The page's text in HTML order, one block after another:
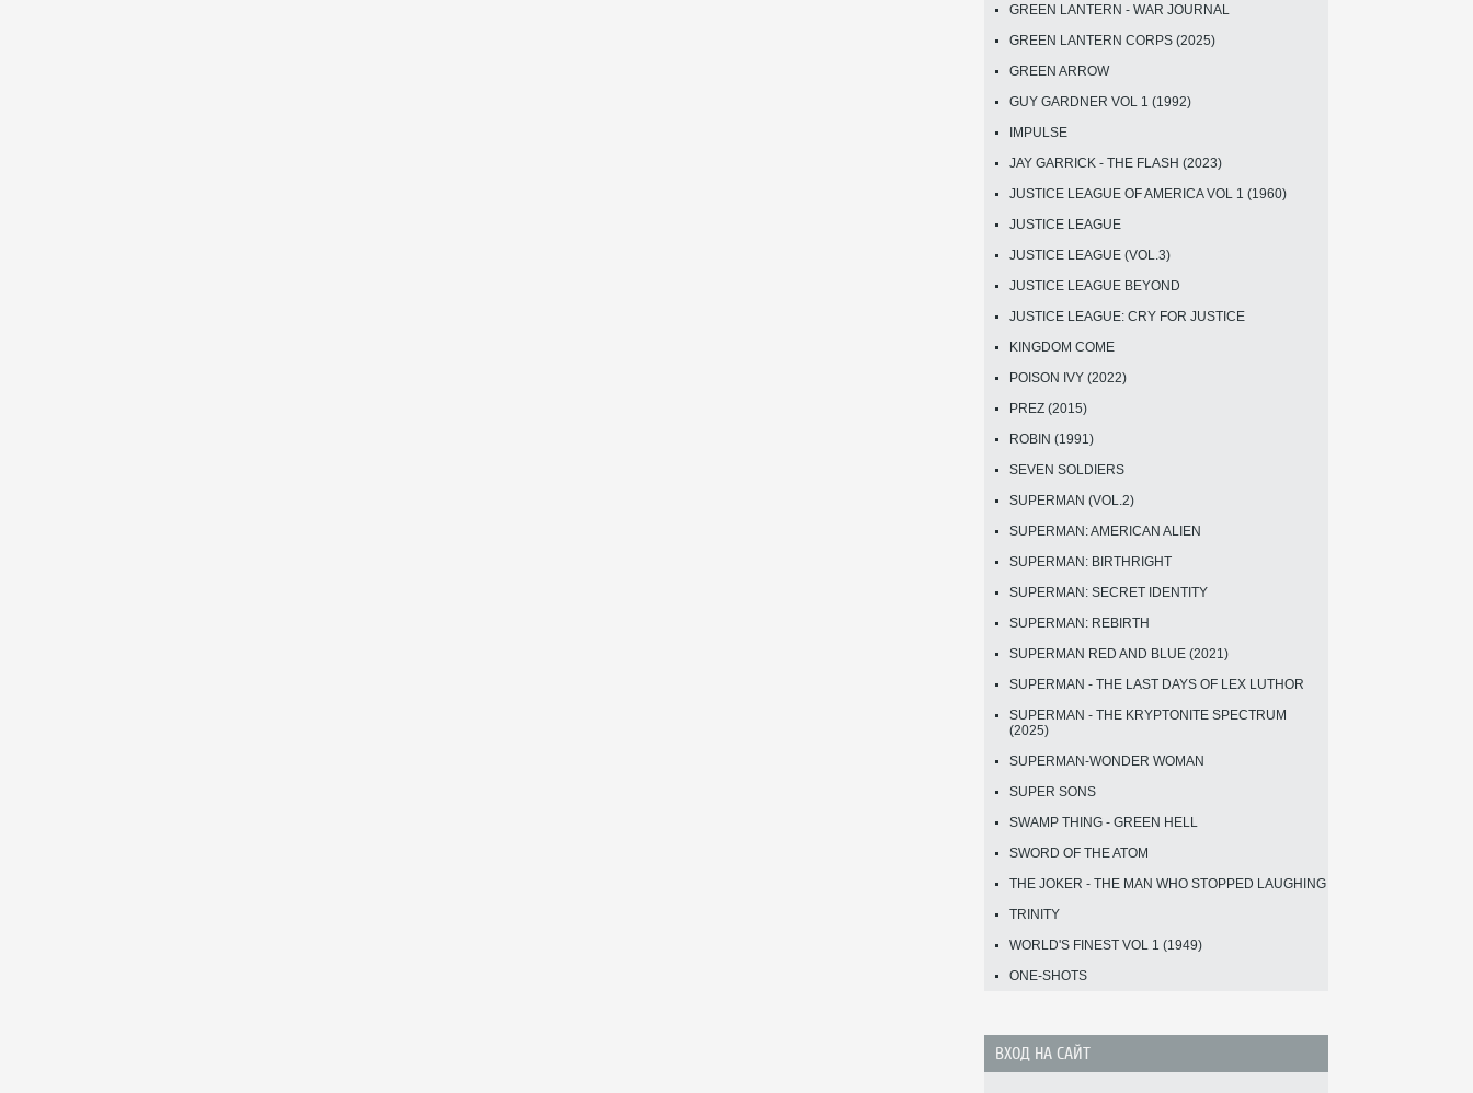
GREEN LANTERN - WAR JOURNAL
GREEN LANTERN CORPS (2025)
GREEN ARROW
GUY GARDNER VOL 1 (1992)
IMPULSE
JAY GARRICK - THE FLASH (2023)
JUSTICE LEAGUE OF AMERICA VOL 1 (1960)
JUSTICE LEAGUE
JUSTICE LEAGUE (VOL.3)
JUSTICE LEAGUE BEYOND
JUSTICE LEAGUE: CRY FOR JUSTICE
KINGDOM COME
POISON IVY (2022)
PREZ (2015)
ROBIN (1991)
SEVEN SOLDIERS
SUPERMAN (VOL.2)
SUPERMAN: AMERICAN ALIEN
SUPERMAN: BIRTHRIGHT
SUPERMAN: SECRET IDENTITY
SUPERMAN: REBIRTH
SUPERMAN RED AND BLUE (2021)
SUPERMAN - THE LAST DAYS OF LEX LUTHOR
SUPERMAN - THE KRYPTONITE SPECTRUM
(2025)
SUPERMAN-WONDER WOMAN
SUPER SONS
SWAMP THING - GREEN HELL
SWORD OF THE ATOM
THE JOKER - THE MAN WHO STOPPED LAUGHING
TRINITY
WORLD'S FINEST VOL 1 (1949)
ONE-SHOTS
ВХОД НА САЙТ